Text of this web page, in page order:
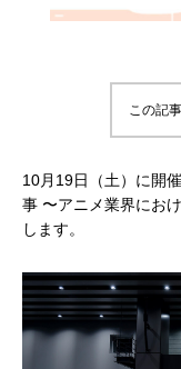
2026.04.15
アニマル・モデリン
補改訂版』発売記念
2026.01.26
【イベントレポート
閃光のハサウェイ キ
な映像表現を支えた
2020.06.18
[外部事例]「泣きた
督ふたりが語る、誕
だわり【インタビュ
この記
10月19日（土）に開
事 〜アニメ業界にお
します。